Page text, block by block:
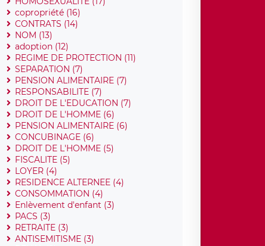
copropriété (16)
CONTRATS (14)
NOM (13)
adoption (12)
REGIME DE PROTECTION (11)
SEPARATION (7)
PENSION ALIMENTAIRE (7)
RESPONSABILITE (7)
DROIT DE L'EDUCATION (7)
DROIT DE L'HOMME (6)
PENSION ALIMENTAIRE (6)
CONCUBINAGE (6)
DROIT DE L'HOMME (5)
FISCALITE (5)
LOYER (4)
RESIDENCE ALTERNEE (4)
CONSOMMATION (4)
Enlèvement d'enfant (3)
PACS (3)
RETRAITE (3)
ANTISEMITISME (3)